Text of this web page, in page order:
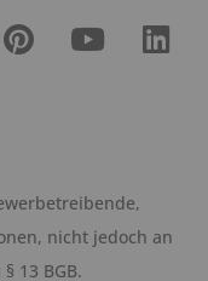
nicht jedoch an
13 BGB.